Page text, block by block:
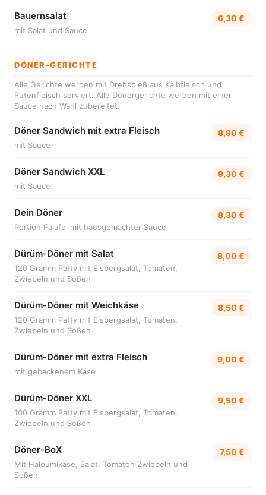
Bauernsalat
mit Salat und Sauce
6,30 €
DÖNER-GERICHTE
Alle Gerichte werden mit Drehspieß aus Kalbfleisch und
Putenfleisch serviert. Alle Dönergerichte werden mit einer
Sauce nach Wahl zubereitet.
Döner Sandwich mit extra Fleisch
mit Sauce
8,90 €
Döner Sandwich XXL
mit Sauce
9,30 €
Dein Döner
Portion Falafel mit hausgemachter Sauce
8,30 €
Dürüm-Döner mit Salat
120 Gramm Patty mit Eisbergsalat, Tomaten,
Zwiebeln und Soßen
8,00 €
Dürüm-Döner mit Weichkäse
120 Gramm Patty mit Eisbergsalat, Tomaten,
Zwiebeln und Soßen
8,50 €
Dürüm-Döner mit extra Fleisch
mit gebackenem Käse
9,00 €
Dürüm-Döner XXL
100 Gramm Patty mit Eisbergsalat, Tomaten,
Zwiebeln und Soßen
9,50 €
Döner-BoX
Mit Haloumikäse, Salat, Tomaten Zwiebeln und
Soßen
7,50 €